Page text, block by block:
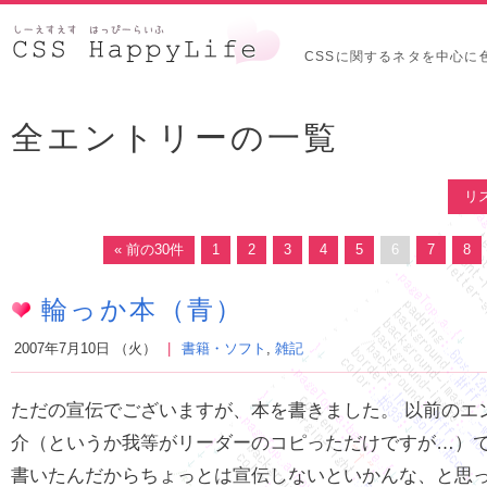
CSSに関するネタを中心に
全エントリーの一覧
リ
« 前の30件 1 2 3 4 5 6 7 8
輪っか本（青）
2007年7月10日 （火） 書籍・ソフト , 雑記
ただの宣伝でございますが、本を書きました。 以前の
介（というか我等がリーダーのコピっただけですが…）
書いたんだからちょっとは宣伝しないといかんな、と思